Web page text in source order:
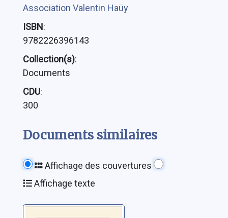
Association Valentin Haüy
ISBN:
9782226396143
Collection(s):
Documents
CDU:
300
Documents similaires
Affichage des couvertures
Affichage texte
Histoire intime